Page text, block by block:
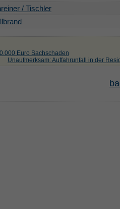
/ Tischler
Euro Sachschaden
Unaufmerksam: Auffahrunfall in der